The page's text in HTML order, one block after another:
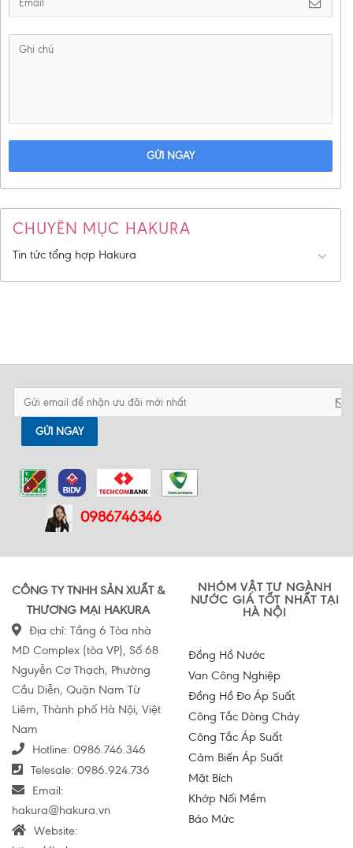
GỬI NGAY
CHUYÊN MỤC HAKURA
Tin tức tổng hợp Hakura
GỬI NGAY
0986746346
CÔNG TY TNHH SẢN XUẤT &
THƯƠNG MẠI HAKURA
Địa chỉ: Tầng 6 Tòa nhà
MD Complex (tòa VP), Số 68
Nguyễn Cơ Thạch, Phường
Cầu Diễn, Quận Nam Từ
Liêm, Thành phố Hà Nội, Việt
Nam
Hotline: 0986.746.346
Telesale: 0986.924.736
Email:
hakura@hakura.vn
Website:
NHÓM VẬT TƯ NGÀNH
NƯỚC GIÁ TỐT NHẤT TẠI
HÀ NỘI
Đồng Hồ Nước
Van Công Nghiệp
Đồng Hồ Đo Áp Suất
Công Tắc Dòng Chảy
Công Tắc Áp Suất
Cảm Biến Áp Suất
Mặt Bích
Khớp Nối Mềm
Báo Mức